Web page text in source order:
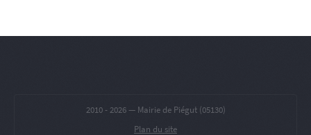
2010 - 2026 — Mairie de Piégut (05130)
Plan du site